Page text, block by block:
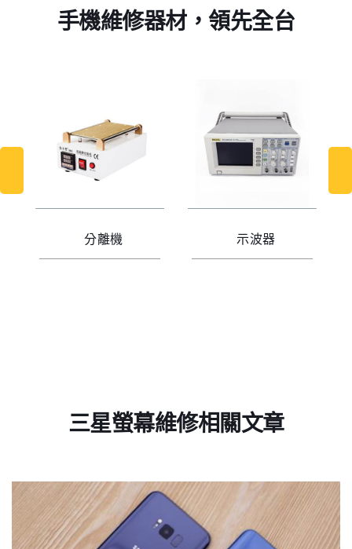
手機維修器材，領先全台
分離機 示波器
三星螢幕維修相關文章